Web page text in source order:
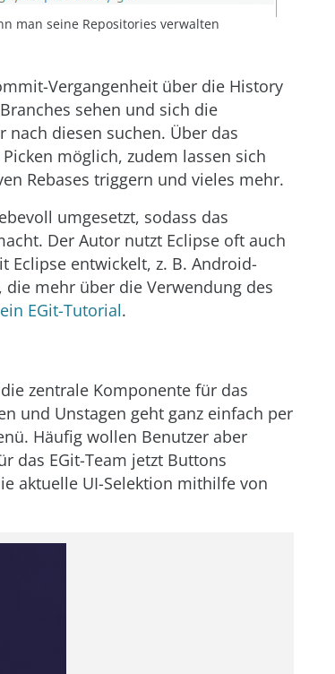
man seine Repositories verwalten
Vergangenheit über die History
sehen und sich die
nach diesen suchen. Über das
möglich, zudem lassen sich
Rebases triggern und vieles mehr.
umgesetzt, sodass das
Der Autor nutzt Eclipse oft auch
Eclipse entwickelt, z. B. Android-
mehr über die Verwendung des
EGit-Tutorial.
zentrale Komponente für das
und Unstagen geht ganz einfach per
Häufig wollen Benutzer aber
das EGit-Team jetzt Buttons
aktuelle UI-Selektion mithilfe von